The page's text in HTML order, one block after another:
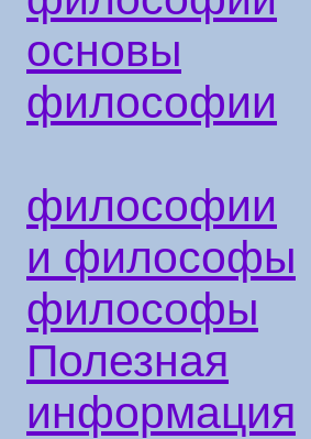
основы
философии
философии
и философы
философы
Полезная
информация